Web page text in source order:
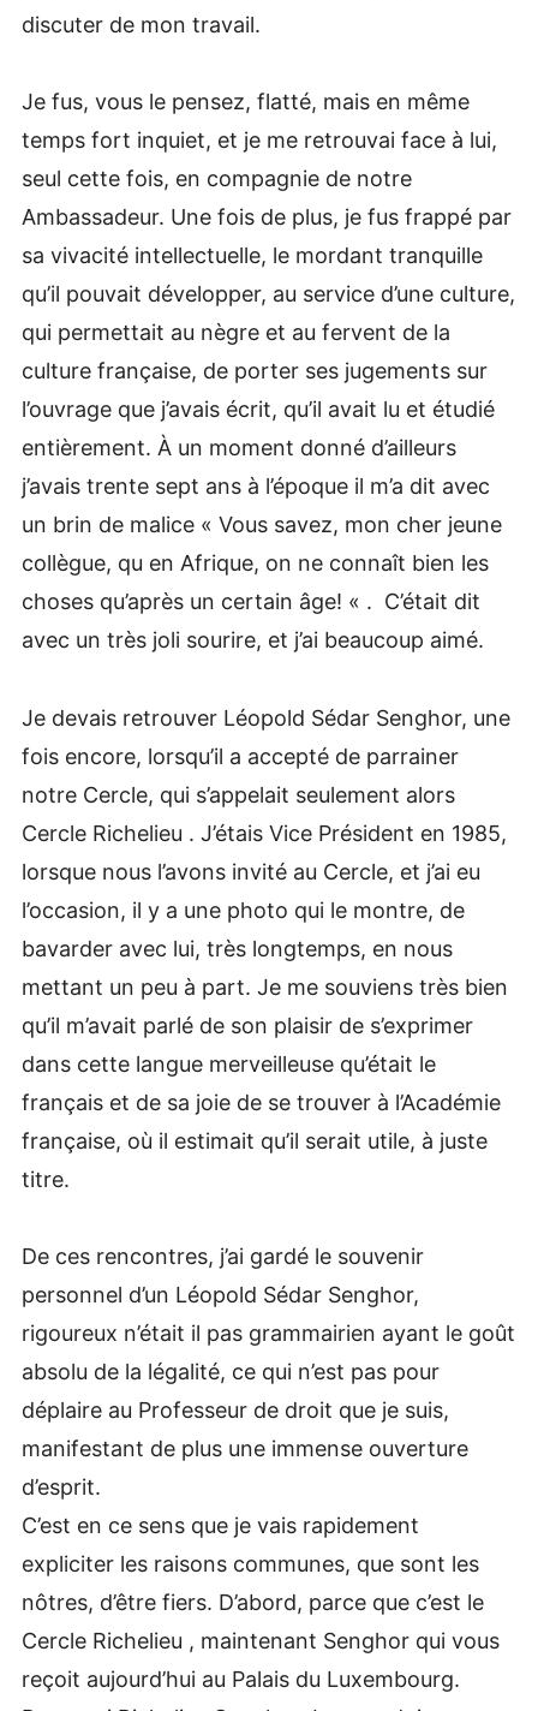
discuter de mon travail.
Je fus, vous le pensez, flatté, mais en même
temps fort inquiet, et je me retrouvai face à lui,
seul cette fois, en compagnie de notre
Ambassadeur. Une fois de plus, je fus frappé par
sa vivacité intellectuelle, le mordant tranquille
qu’il pouvait développer, au service d’une culture,
qui permettait au nègre et au fervent de la
culture française, de porter ses jugements sur
l’ouvrage que j’avais écrit, qu’il avait lu et étudié
entièrement. À un moment donné d’ailleurs
j’avais trente sept ans à l’époque il m’a dit avec
un brin de malice « Vous savez, mon cher jeune
collègue, qu en Afrique, on ne connaît bien les
choses qu’après un certain âge! « . C’était dit
avec un très joli sourire, et j’ai beaucoup aimé.
Je devais retrouver Léopold Sédar Senghor, une
fois encore, lorsqu’il a accepté de parrainer
notre Cercle, qui s’appelait seulement alors
Cercle Richelieu . J’étais Vice Président en 1985,
lorsque nous l’avons invité au Cercle, et j’ai eu
l’occasion, il y a une photo qui le montre, de
bavarder avec lui, très longtemps, en nous
mettant un peu à part. Je me souviens très bien
qu’il m’avait parlé de son plaisir de s’exprimer
dans cette langue merveilleuse qu’était le
français et de sa joie de se trouver à l’Académie
française, où il estimait qu’il serait utile, à juste
titre.
De ces rencontres, j’ai gardé le souvenir
personnel d’un Léopold Sédar Senghor,
rigoureux n’était il pas grammairien ayant le goût
absolu de la légalité, ce qui n’est pas pour
déplaire au Professeur de droit que je suis,
manifestant de plus une immense ouverture
d’esprit.
C’est en ce sens que je vais rapidement
expliciter les raisons communes, que sont les
nôtres, d’être fiers. D’abord, parce que c’est le
Cercle Richelieu , maintenant Senghor qui vous
reçoit aujourd’hui au Palais du Luxembourg.